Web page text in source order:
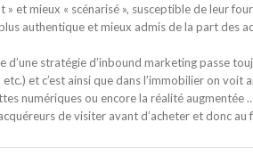
» et mieux « scénarisé », susceptible de leur
authentique et mieux admis de la part des
d’une stratégie d’inbound marketing passe
et c’est ainsi que dans l’immobilier on
numériques ou encore la réalité
de visiter avant d’acheter et donc au